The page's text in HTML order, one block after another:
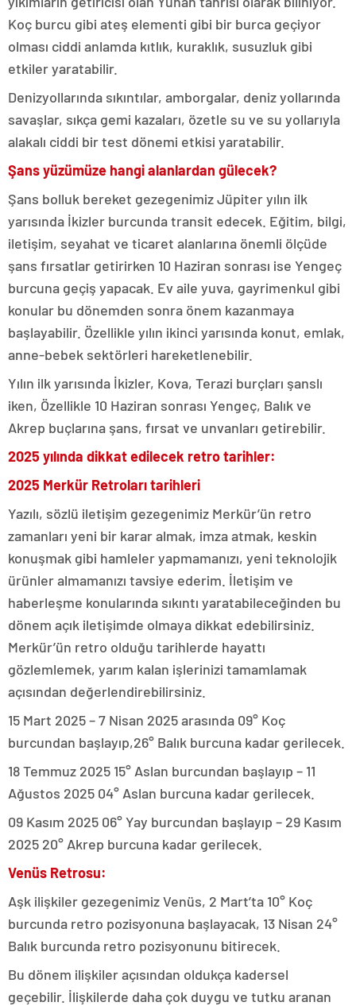
Koç burcu gibi ateş elementi gibi bir burca geçiyor
olması ciddi anlamda kıtlık, kuraklık, susuzluk gibi
etkiler yaratabilir.
Denizyollarında sıkıntılar, amborgalar, deniz yollarında
savaşlar, sıkça gemi kazaları, özetle su ve su yollarıyla
alakalı ciddi bir test dönemi etkisi yaratabilir.
Şans yüzümüze hangi alanlardan gülecek?
Şans bolluk bereket gezegenimiz Jüpiter yılın ilk
yarısında İkizler burcunda transit edecek. Eğitim, bilgi,
iletişim, seyahat ve ticaret alanlarına önemli ölçüde
şans fırsatlar getirirken 10 Haziran sonrası ise Yengeç
burcuna geçiş yapacak. Ev aile yuva, gayrimenkul gibi
konular bu dönemden sonra önem kazanmaya
başlayabilir. Özellikle yılın ikinci yarısında konut, emlak,
anne-bebek sektörleri hareketlenebilir.
Yılın ilk yarısında İkizler, Kova, Terazi burçları şanslı
iken, Özellikle 10 Haziran sonrası Yengeç, Balık ve
Akrep buçlarına şans, fırsat ve unvanları getirebilir.
2025 yılında dikkat edilecek retro tarihler:
2025 Merkür Retroları tarihleri
Yazılı, sözlü iletişim gezegenimiz Merkür’ün retro
zamanları yeni bir karar almak, imza atmak, keskin
konuşmak gibi hamleler yapmamanızı, yeni teknolojik
ürünler almamanızı tavsiye ederim. İletişim ve
haberleşme konularında sıkıntı yaratabileceğinden bu
dönem açık iletişimde olmaya dikkat edebilirsiniz.
Merkür’ün retro olduğu tarihlerde hayattı
gözlemlemek, yarım kalan işlerinizi tamamlamak
açısından değerlendirebilirsiniz.
15 Mart 2025 – 7 Nisan 2025 arasında 09° Koç
burcundan başlayıp,26° Balık burcuna kadar gerilecek.
18 Temmuz 2025 15° Aslan burcundan başlayıp – 11
Ağustos 2025 04° Aslan burcuna kadar gerilecek.
09 Kasım 2025 06° Yay burcundan başlayıp – 29 Kasım
2025 20° Akrep burcuna kadar gerilecek.
Venüs Retrosu:
Aşk ilişkiler gezegenimiz Venüs, 2 Mart’ta 10° Koç
burcunda retro pozisyonuna başlayacak, 13 Nisan 24°
Balık burcunda retro pozisyonunu bitirecek.
Bu dönem ilişkiler açısından oldukça kadersel
geçebilir. İlişkilerde daha çok duygu ve tutku aranan